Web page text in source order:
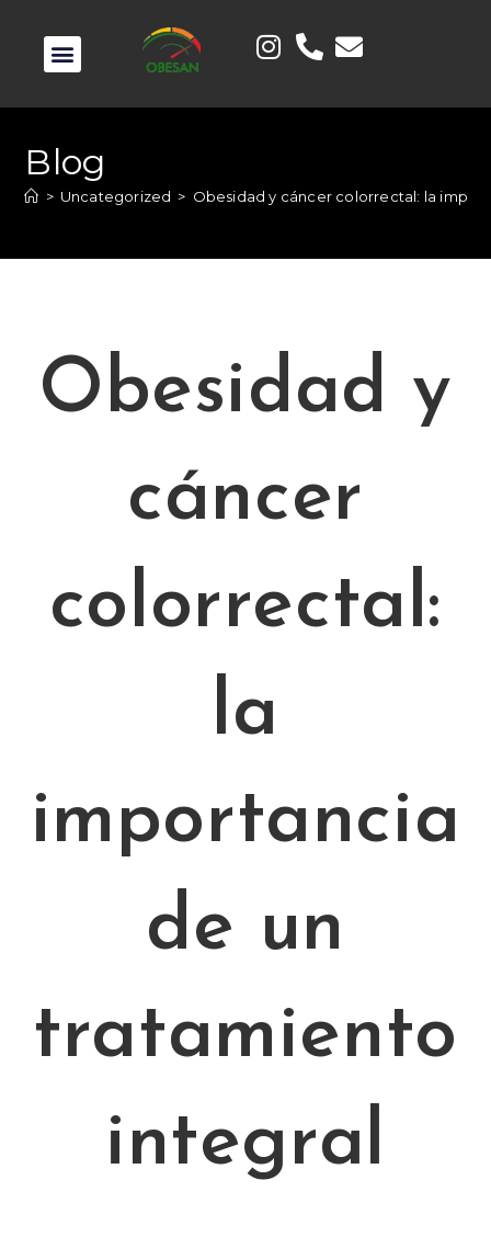
Blog
> Uncategorized > Obesidad y cáncer colorrectal: la
Obesidad y
cáncer
colorrectal:
la
importancia
de un
tratamiento
integral